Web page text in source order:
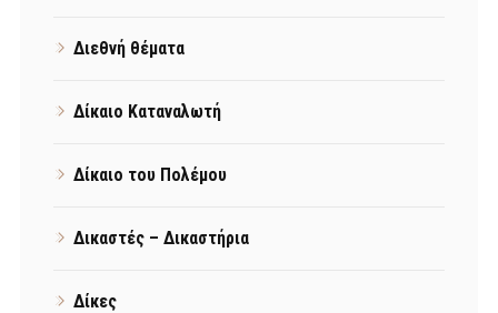
Διεθνή θέματα
Δίκαιο Καταναλωτή
Δίκαιο του Πολέμου
Δικαστές – Δικαστήρια
Δίκες